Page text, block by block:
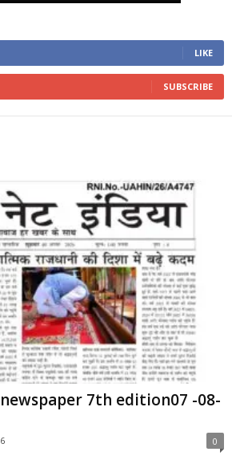
LIKE
SUBSCRIBE
7th edition07 -08-
0